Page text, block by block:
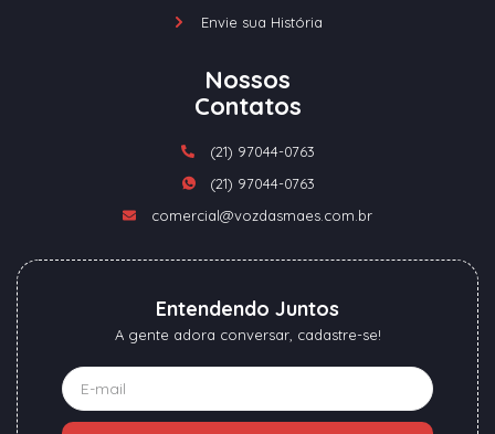
Envie sua História
Nossos
Contatos
(21) 97044-0763
(21) 97044-0763
comercial@vozdasmaes.com.br
Entendendo Juntos
A gente adora conversar, cadastre-se!